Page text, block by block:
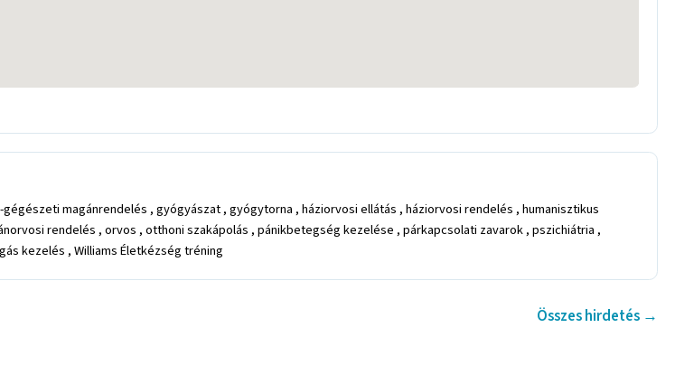
magánrendelés , gyógyászat , gyógytorna , háziorvosi ellátás , háziorvosi rendelés , humanisztikus
rendelés , orvos , otthoni szakápolás , pánikbetegség kezelése , párkapcsolati zavarok , pszichiátria ,
kezelés , Williams Életkézség tréning
Összes hirdetés →